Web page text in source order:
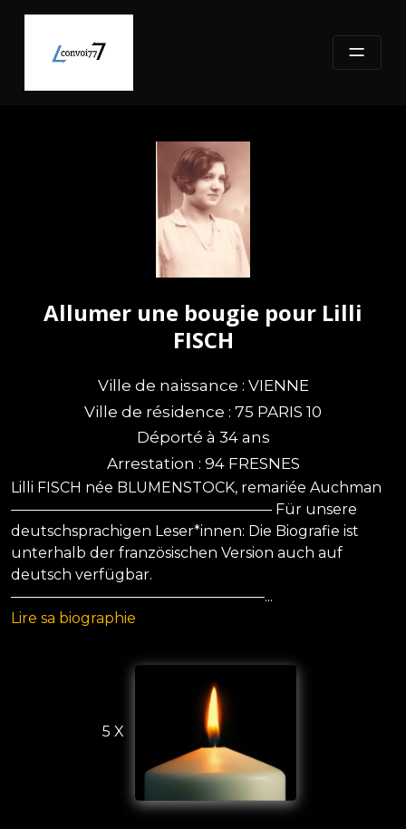
content
Allumer une bougie pour Lilli
FISCH
Ville de naissance : VIENNE
Ville de résidence : 75 PARIS 10
Déporté à 34 ans
Arrestation : 94 FRESNES
Lilli FISCH née BLUMENSTOCK, remariée Auchman
—————————————————— Für unsere
deutschsprachigen Leser*innen: Die Biografie ist
unterhalb der französischen Version auch auf
deutsch verfügbar.
—————————————————–...
Lire sa biographie
5 X